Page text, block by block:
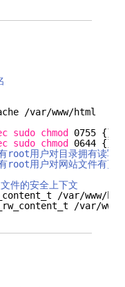
/var/www/html
sudo chmod
0755 {}
sudo chmod
0644 {}
root用户对目录拥有读写
root用户对网站文件有更
件的安全上下文
/var/www/
/var/